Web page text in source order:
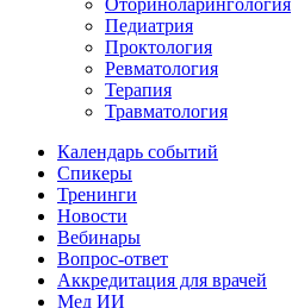
Оториноларингология
Педиатрия
Проктология
Ревматология
Терапия
Травматология
Календарь событий
Спикеры
Тренинги
Новости
Вебинары
Вопрос-ответ
Аккредитация для врачей
Мед ИИ